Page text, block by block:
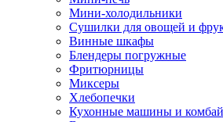
Мини-холодильники
Сушилки для овощей и
Винные шкафы
Блендеры погружные
Фритюрницы
Миксеры
Хлебопечки
Кухонные машины и